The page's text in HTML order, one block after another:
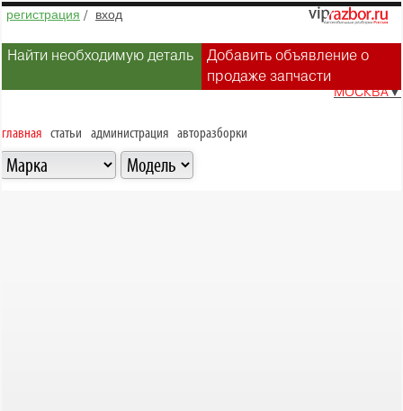
регистрация / вход
Найти необходимую деталь
Добавить объявление о
продаже запчасти
МОСКВА▼
главная статьи администрация авторазборки